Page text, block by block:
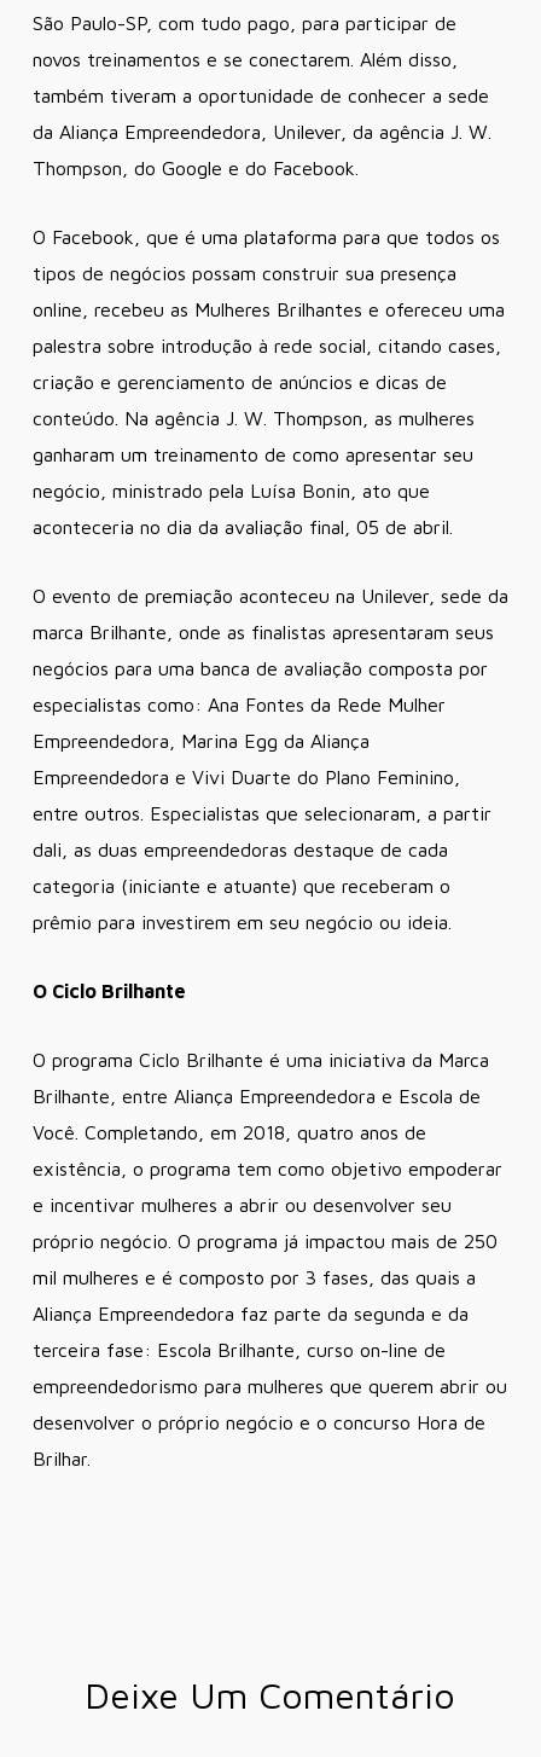
São Paulo-SP, com tudo pago, para participar de
novos treinamentos e se conectarem. Além disso,
também tiveram a oportunidade de conhecer a sede
da Aliança Empreendedora, Unilever, da agência J. W.
Thompson, do Google e do Facebook.
O Facebook, que é uma plataforma para que todos os
tipos de negócios possam construir sua presença
online, recebeu as Mulheres Brilhantes e ofereceu uma
palestra sobre introdução à rede social, citando cases,
criação e gerenciamento de anúncios e dicas de
conteúdo. Na agência J. W. Thompson, as mulheres
ganharam um treinamento de como apresentar seu
negócio, ministrado pela Luísa Bonin, ato que
aconteceria no dia da avaliação final, 05 de abril.
O evento de premiação aconteceu na Unilever, sede da
marca Brilhante, onde as finalistas apresentaram seus
negócios para uma banca de avaliação composta por
especialistas como: Ana Fontes da Rede Mulher
Empreendedora, Marina Egg da Aliança
Empreendedora e Vivi Duarte do Plano Feminino,
entre outros. Especialistas que selecionaram, a partir
dali, as duas empreendedoras destaque de cada
categoria (iniciante e atuante) que receberam o
prêmio para investirem em seu negócio ou ideia.
O Ciclo Brilhante
O programa Ciclo Brilhante é uma iniciativa da Marca
Brilhante, entre Aliança Empreendedora e Escola de
Você. Completando, em 2018, quatro anos de
existência, o programa tem como objetivo empoderar
e incentivar mulheres a abrir ou desenvolver seu
próprio negócio. O programa já impactou mais de 250
mil mulheres e é composto por 3 fases, das quais a
Aliança Empreendedora faz parte da segunda e da
terceira fase: Escola Brilhante, curso on-line de
empreendedorismo para mulheres que querem abrir ou
desenvolver o próprio negócio e o concurso Hora de
Brilhar.
Deixe Um Comentário